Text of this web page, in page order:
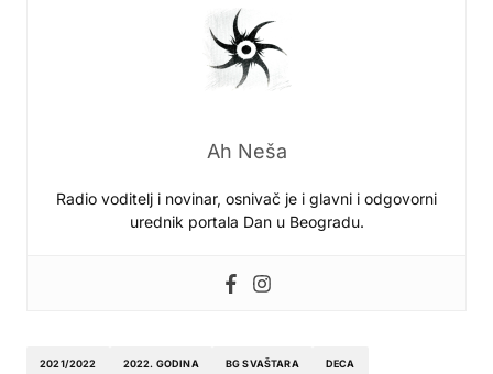
Ah Neša
Radio voditelj i novinar, osnivač je i glavni i odgovorni
urednik portala Dan u Beogradu.
2021/2022 2022. GODINA BG SVAŠTARA DECA